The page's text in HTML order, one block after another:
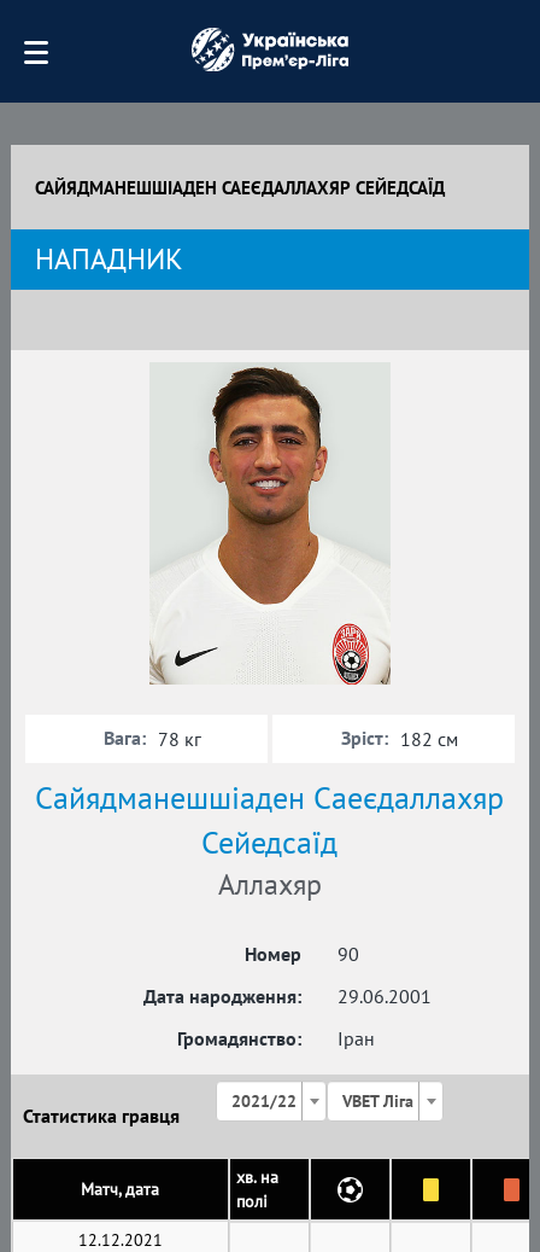
САЙЯДМАНЕШШІАДЕН САЕЄДАЛЛАХЯР СЕЙЕДСАЇД
НАПАДНИК
Сайядманешшіаден Саеєдаллахяр
Сейедсаїд
Аллахяр
Номер
90
Дата народження:
29.06.2001
Громадянство:
Іран
Вага: 78 кг Зріст: 182 см
Статистика гравця
2021/22 VBET Ліга
Матч, дата
хв. на
полі
12.12.2021